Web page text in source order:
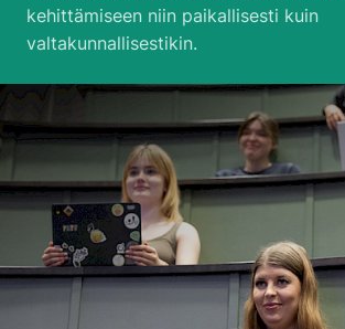
kehittämiseen niin paikallisesti kuin
valtakunnallisestikin.